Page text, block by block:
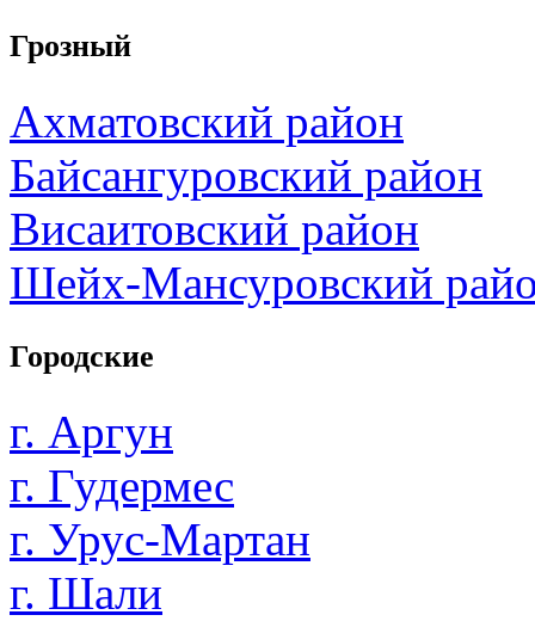
Грозный
Ахматовский район
Байсангуровский район
Висаитовский район
Шейх-Мансуровский
Городские
г. Аргун
г. Гудермес
г. Урус-Мартан
г. Шали